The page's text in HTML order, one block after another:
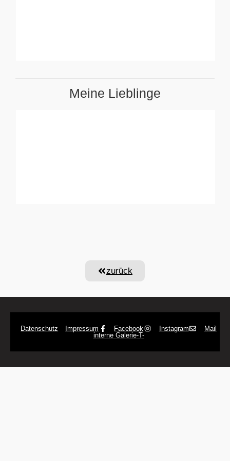
Meine Lieblinge
zurück
Datenschutz Impressum Facebook Instagram
Mail
interne Galerie-T-